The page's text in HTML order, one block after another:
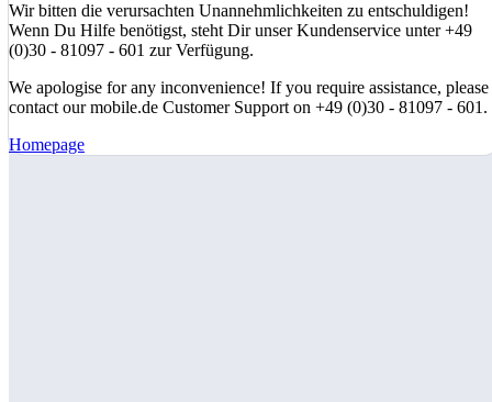
Wir bitten die verursachten Unannehmlichkeiten zu entschuldigen!
Wenn Du Hilfe benötigst, steht Dir unser Kundenservice unter +49
(0)30 - 81097 - 601 zur Verfügung.
We apologise for any inconvenience! If you require assistance, please
contact our mobile.de Customer Support on +49 (0)30 - 81097 - 601.
Homepage